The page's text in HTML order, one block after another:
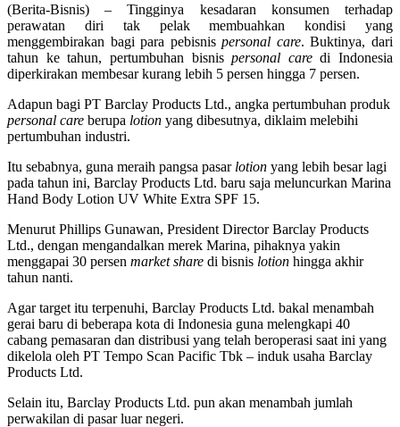
(Berita-Bisnis) – Tingginya kesadaran konsumen terhadap
perawatan diri tak pelak membuahkan kondisi yang
menggembirakan bagi para pebisnispersonal care. Buktinya, dari
tahun ke tahun, pertumbuhan bisnispersonal caredi Indonesia
diperkirakan membesar kurang lebih 5 persen hingga 7 persen.
Adapun bagi PT Barclay Products Ltd., angka pertumbuhan produk
personal care berupa lotion yang dibesutnya, diklaim melebihi
pertumbuhan industri.
Itu sebabnya, guna meraih pangsa pasar lotion yang lebih besar lagi
pada tahun ini, Barclay Products Ltd. baru saja meluncurkan Marina
Hand Body Lotion UV White Extra SPF 15.
Menurut Phillips Gunawan, President Director Barclay Products
Ltd., dengan mengandalkan merek Marina, pihaknya yakin
menggapai 30 persen market share di bisnis lotion hingga akhir
tahun nanti.
Agar target itu terpenuhi, Barclay Products Ltd. bakal menambah
gerai baru di beberapa kota di Indonesia guna melengkapi 40
cabang pemasaran dan distribusi yang telah beroperasi saat ini yang
dikelola oleh PT Tempo Scan Pacific Tbk – induk usaha Barclay
Products Ltd.
Selain itu, Barclay Products Ltd. pun akan menambah jumlah
perwakilan di pasar luar negeri.